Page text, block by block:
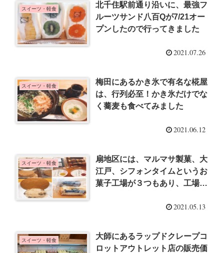
スイーツ・軽食
北千住駅前通り沿いに、最強フ
ルーツサンド八百Qが7/21オー
プンしたので行ってきました
2021.07.26
スイーツ・軽食
梅田にあるかき氷で有名な椛屋
は、行列必至！かき氷だけでな
く蕎麦も食べてみました
2021.06.12
スイーツ・軽食
扇地区には、マルマサ製菓、大
江戸、シフォンタイムというお
菓子工場が３つもあり、工場直
2021.05.13
スイーツ・軽食
大師にあるラップドクレープコ
ロットアウトレット店の販売価